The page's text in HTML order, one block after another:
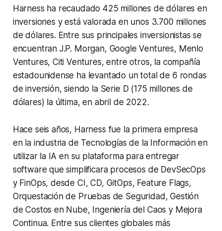
Harness ha recaudado 425 millones de dólares en
inversiones y está valorada en unos 3.700 millones
de dólares. Entre sus principales inversionistas se
encuentran J.P. Morgan, Google Ventures, Menlo
Ventures, Citi Ventures, entre otros, la compañía
estadounidense ha levantado un total de 6 rondas
de inversión, siendo la Serie D (175 millones de
dólares) la última, en abril de 2022.
Hace seis años, Harness fue la primera empresa
en la industria de Tecnologías de la Información en
utilizar la IA en su plataforma para entregar
software que simplificara procesos de DevSecOps
y FinOps, desde CI, CD, GitOps, Feature Flags,
Orquestación de Pruebas de Seguridad, Gestión
de Costos en Nube, Ingeniería del Caos y Mejora
Continua. Entre sus clientes globales más